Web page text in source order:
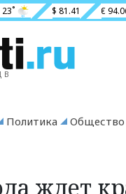
23˚ $ 81.41 €
Политика Общество
ждет